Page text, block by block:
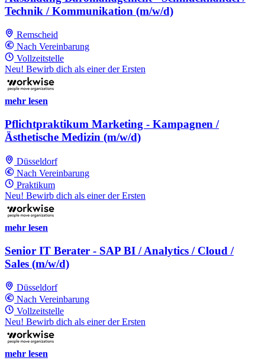
Technik / Kommunikation (m/w/d)
Remscheid
Nach Vereinbarung
Vollzeitstelle
Neu! Bewirb dich als einer der Ersten
mehr lesen
Pflichtpraktikum Marketing - Kampagnen /
Ästhetische Medizin (m/w/d)
Düsseldorf
Nach Vereinbarung
Praktikum
Neu! Bewirb dich als einer der Ersten
mehr lesen
Senior IT Berater - SAP BI / Analytics / Cloud /
Sales (m/w/d)
Düsseldorf
Nach Vereinbarung
Vollzeitstelle
Neu! Bewirb dich als einer der Ersten
mehr lesen